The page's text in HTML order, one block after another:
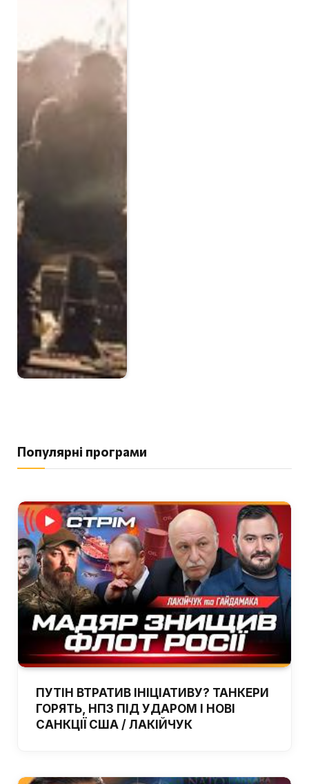
Популярні програми
ПУТІН ВТРАТИВ ІНІЦІАТИВУ? ТАНКЕРИ
ГОРЯТЬ, НПЗ ПІД УДАРОМ І НОВІ
САНКЦІЇ США / ЛАКІЙЧУК